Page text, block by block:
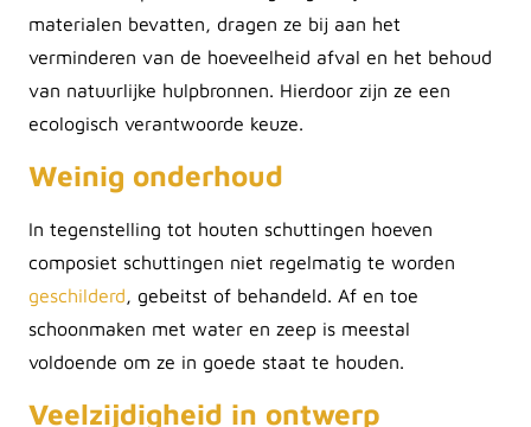
materialen bevatten, dragen ze bij aan het
verminderen van de hoeveelheid afval en het behoud
van natuurlijke hulpbronnen. Hierdoor zijn ze een
ecologisch verantwoorde keuze.
Weinig onderhoud
In tegenstelling tot houten schuttingen hoeven
composiet schuttingen niet regelmatig te worden
geschilderd, gebeitst of behandeld. Af en toe
schoonmaken met water en zeep is meestal
voldoende om ze in goede staat te houden.
Veelzijdigheid in ontwerp